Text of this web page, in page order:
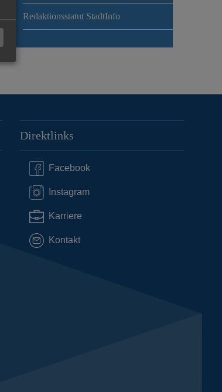
Redaktionsstatut StadtInfo
Direktlinks
Facebook
Instagram
Karriere
Kontakt